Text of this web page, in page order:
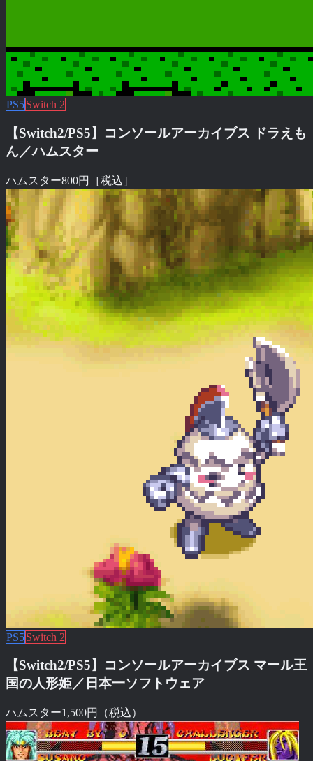
PS5Switch 2
【Switch2/PS5】コンソールアーカイブス ドラえも
ん／ハムスター
ハムスター800円［税込］
PS5Switch 2
【Switch2/PS5】コンソールアーカイブス マール王
国の人形姫／日本一ソフトウェア
ハムスター1,500円（税込）